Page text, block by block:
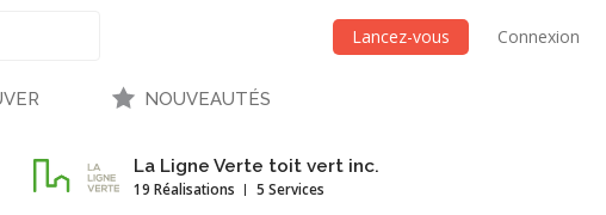
Lancez-vous Connexion
NOUVEAUTÉS
La Ligne Verte toit vert inc.
19 Réalisations 5 Services